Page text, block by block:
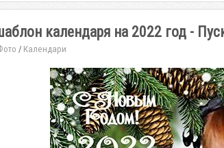
календаря на 2022 год -
/ Календари